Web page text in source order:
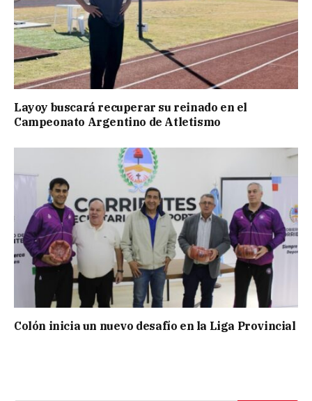
Layoy buscará recuperar su reinado en el
Campeonato Argentino de Atletismo
Colón inicia un nuevo desafío en la Liga Provincial